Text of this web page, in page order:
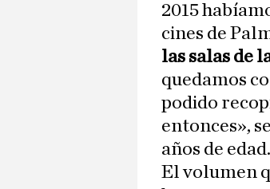
2015
cines de
las salas de
quedamos
podido
entonces»,
años de edad.
El volumen